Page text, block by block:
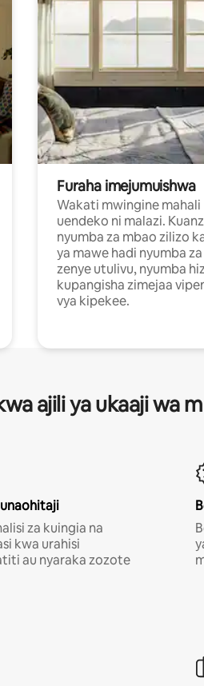
Furaha imejumuishwa
Wakati mwingine mahali
uendeko ni malazi.
nyumba za mbao zilizo
ya mawe hadi nyumba
zenye utulivu, nyumba
kupangisha zimejaa
vya kipekee.
ajili ya ukaaji wa
za kuingia na
kwa urahisi
au nyaraka zozote